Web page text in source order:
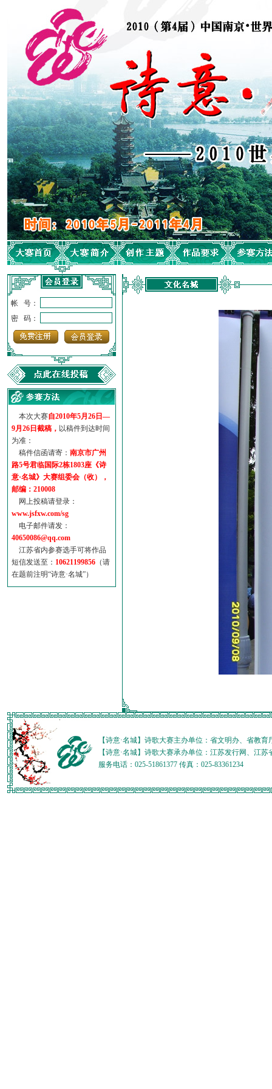
帐 号：
密 码：
本次大赛自2010年5月26日—
9月26日截稿， 以稿件到达时间
为准：
稿件信函请寄： 南京市广州
路5号君临国际2栋1803座《诗
意·名城》大赛组委会（收），
邮编：210008
网上投稿请登录：
www.jsfxw.com/sg
电子邮件请发：
40650086@qq.com
江苏省内参赛选手可将作品
短信发送至： 10621199856 （请
在题前注明“诗意·名城”）
【诗意·名城】诗歌大赛主办单位：省文明办、省教
【诗意·名城】诗歌大赛承办单位：江苏发行网、江
服务电话：025-51861377 传真：025-83361234